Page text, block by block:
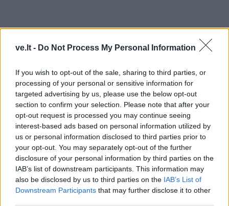
ve.lt - Do Not Process My Personal Information
If you wish to opt-out of the sale, sharing to third parties, or
processing of your personal or sensitive information for
targeted advertising by us, please use the below opt-out
section to confirm your selection. Please note that after your
opt-out request is processed you may continue seeing
interest-based ads based on personal information utilized by
us or personal information disclosed to third parties prior to
your opt-out. You may separately opt-out of the further
disclosure of your personal information by third parties on the
IAB’s list of downstream participants. This information may
also be disclosed by us to third parties on the IAB’s List of
Downstream Participants that may further disclose it to other
TAIP PAT SKAITYKITE